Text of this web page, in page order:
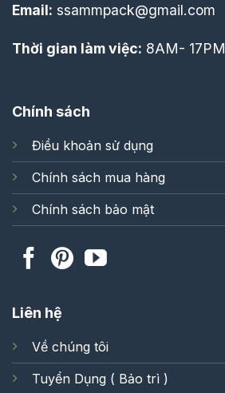
Email: ssammpack@gmail.com
Thời gian làm việc: 8AM- 17PM
Chính sách
Điều khoản sử dụng
Chính sách mua hàng
Chính sách bảo mật
Liên hệ
Về chúng tôi
Tuyển Dụng ( Bảo trì )